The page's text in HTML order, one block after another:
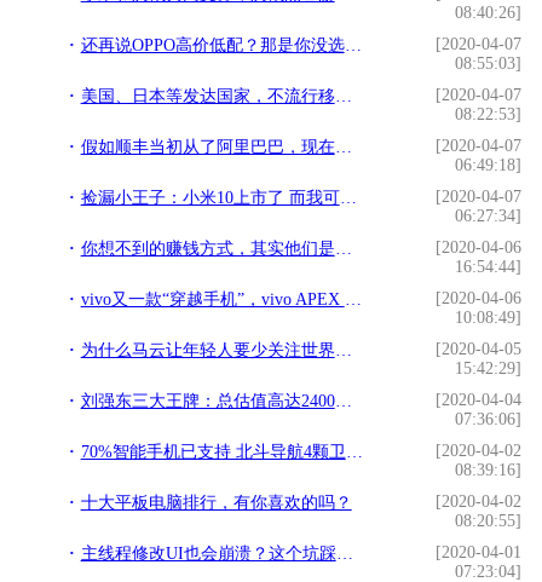
08:40:26]
还再说OPPO高价低配？那是你没选对手机！这款千元档手机是真香
[2020-04-07
08:55:03]
美国、日本等发达国家，不流行移动支付？但中国、印度却很流行？
[2020-04-07
08:22:53]
假如顺丰当初从了阿里巴巴，现在快递行业格局会怎样？
[2020-04-07
06:49:18]
捡漏小王子：小米10上市了 而我可能会是note3的常驻钉子户
[2020-04-07
06:27:34]
你想不到的赚钱方式，其实他们是这样盈利的
[2020-04-06
16:54:44]
vivo又一款“穿越手机”，vivo APEX 2020曝光，新黑科技抢眼
[2020-04-06
10:08:49]
为什么马云让年轻人要少关注世界，多关心自己，理由是什么？
[2020-04-05
15:42:29]
刘强东三大王牌：总估值高达2400亿，或成阿里巴巴劲敌
[2020-04-04
07:36:06]
70%智能手机已支持 北斗导航4颗卫星正式并网工作
[2020-04-02
08:39:16]
十大平板电脑排行，有你喜欢的吗？
[2020-04-02
08:20:55]
主线程修改UI也会崩溃？这个坑踩得怀疑人生
[2020-04-01
07:23:04]